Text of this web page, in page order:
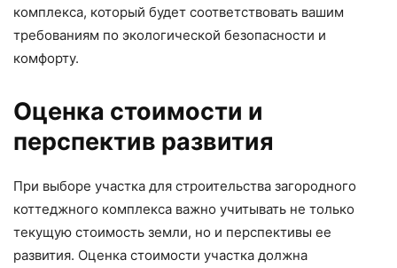
комплекса, который будет соответствовать вашим
требованиям по экологической безопасности и
комфорту.
Оценка стоимости и
перспектив развития
При выборе участка для строительства загородного
коттеджного комплекса важно учитывать не только
текущую стоимость земли, но и перспективы ее
развития. Оценка стоимости участка должна